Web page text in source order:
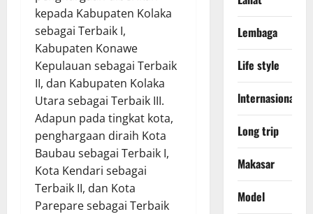
kepada Kabupaten Kolaka
sebagai Terbaik I,
Kabupaten Konawe
Kepulauan sebagai Terbaik
II, dan Kabupaten Kolaka
Utara sebagai Terbaik III.
Adapun pada tingkat kota,
penghargaan diraih Kota
Baubau sebagai Terbaik I,
Kota Kendari sebagai
Terbaik II, dan Kota
Parepare sebagai Terbaik
Lembaga
Life style
lnternasional
Long trip
Makasar
Model